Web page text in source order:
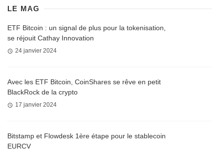
LE MAG
ETF Bitcoin : un signal de plus pour la tokenisation,
se réjouit Cathay Innovation
24 janvier 2024
Avec les ETF Bitcoin, CoinShares se rêve en petit
BlackRock de la crypto
17 janvier 2024
Bitstamp et Flowdesk 1ère étape pour le stablecoin
EURCV